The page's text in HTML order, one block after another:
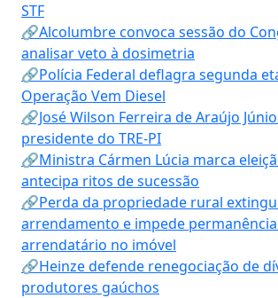
STF
🔗Alcolumbre convoca sessão do
analisar veto à dosimetria
🔗Polícia Federal deflagra segunda
Operação Vem Diesel
🔗José Wilson Ferreira de Araújo
presidente do TRE-PI
🔗Ministra Cármen Lúcia marca
antecipa ritos de sucessão
🔗Perda da propriedade rural
arrendamento e impede
arrendatário no imóvel
🔗Heinze defende renegociação de
produtores gaúchos